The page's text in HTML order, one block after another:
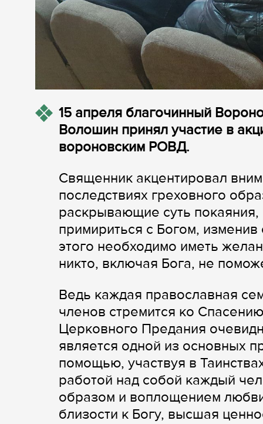
15 апреля благочинный
Волошин принял участие в
вороновским РОВД.
Священник акцентировал
последствиях греховного
раскрывающие суть
примириться с Богом,
этого необходимо иметь
никто, включая Бога, не
Ведь каждая православная
членов стремится ко
Церковного Предания
является одной из основных
помощью, участвуя в
работой над собой каждый
образом и воплощением
близости к Богу, высшая